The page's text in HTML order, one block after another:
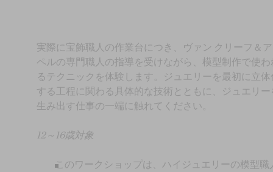
実際に宝飾職人の作業台につき、ヴァン クリーフ＆
ペルの専門職人の指導を受けながら、模型制作で使わ
るテクニックを体験します。ジュエリーを最初に立体
する工程に関わる具体的な技術とともに、ジュエリー
生み出す仕事の一端に触れてください。
12～16歳対象
このワークショップは、ハイジュエリーの模型職